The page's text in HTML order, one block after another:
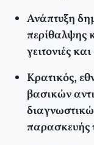
Ανάπτυξη
περίθαλψης
γειτονιές
Κρατικός,
βασικών
παρασκευής